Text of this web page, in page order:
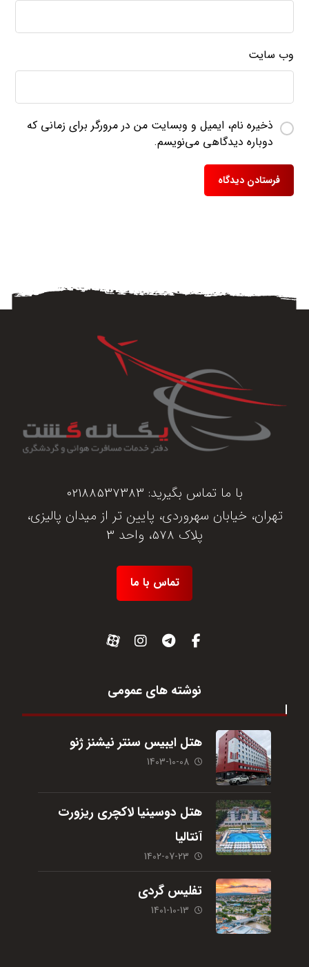
وب‌ سایت
ذخیره نام، ایمیل و وبسایت من در مرورگر برای زمانی که
دوباره دیدگاهی می‌نویسم.
با ما تماس بگیرید: 02188537383
تهران، خیابان سهروردی، پایین تر از میدان پالیزی،
پلاک 578، واحد 3
تماس با ما
نوشته های عمومی
هتل ایبیس سنتر نیشنز ژنو
1403-10-08
هتل دوسینیا لاکچری ریزورت
آنتالیا
1402-07-23
تفلیس گردی
1401-10-13